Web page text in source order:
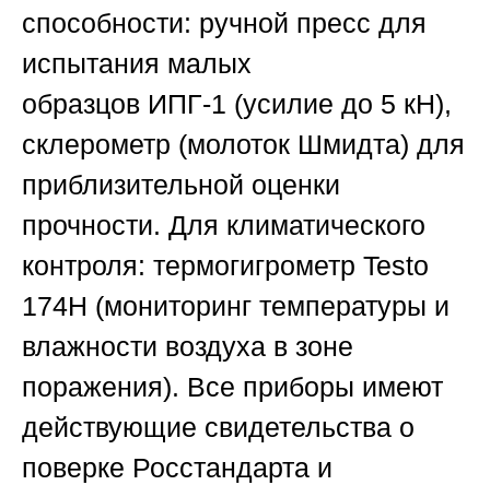
способности: ручной пресс для
испытания малых
образцов ИПГ-1 (усилие до 5 кН),
склерометр (молоток Шмидта) для
приблизительной оценки
прочности. Для климатического
контроля: термогигрометр Testo
174H (мониторинг температуры и
влажности воздуха в зоне
поражения). Все приборы имеют
действующие свидетельства о
поверке Росстандарта и